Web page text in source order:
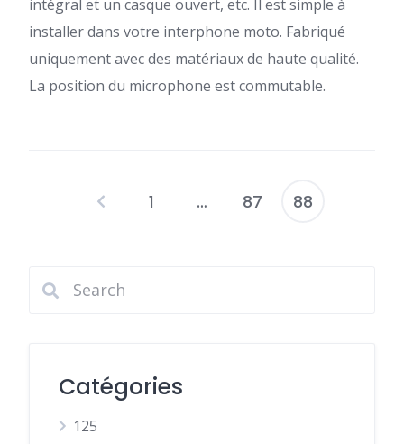
intégral et un casque ouvert, etc. Il est simple à
installer dans votre interphone moto. Fabriqué
uniquement avec des matériaux de haute qualité.
La position du microphone est commutable.
Pagination
1 … 87 88
Catégories
125